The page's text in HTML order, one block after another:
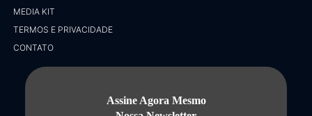
MEDIA KIT
TERMOS E PRIVACIDADE
CONTATO
Assine Agora Mesmo